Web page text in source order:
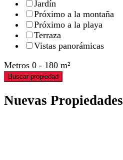
Jardín
Próximo a la montaña
Próximo a la playa
Terraza
Vistas panorámicas
Metros 0 - 180 m²
Buscar propiedad
Nuevas Propiedades